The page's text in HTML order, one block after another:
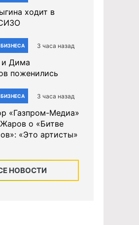
ходит в
3 часа назад
и Дима
поженились
3 часа назад
«Газпром-Медиа»
о «Битве
«Это артисты»
НОВОСТИ